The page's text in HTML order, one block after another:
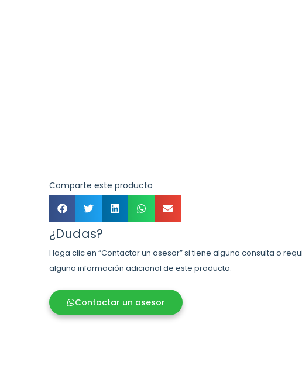
Comparte este producto
¿Dudas?
Haga clic en “Contactar un asesor” si tiene alguna consulta o
alguna información adicional de este producto:
Contactar un asesor